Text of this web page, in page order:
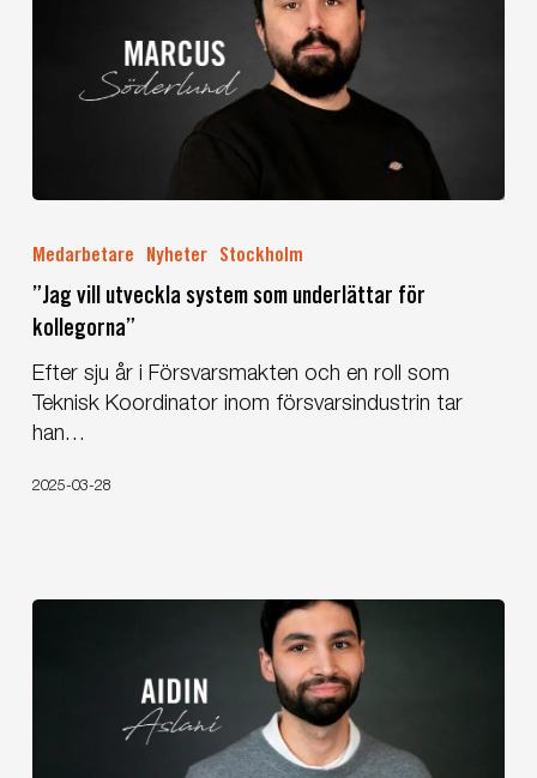
vill
system
som
underlättar
för
kollegorna”
Medarbetare Nyheter Stockholm
”Jag vill utveckla system som underlättar för
kollegorna”
Efter sju år i Försvarsmakten och en roll som
Teknisk Koordinator inom försvarsindustrin tar
han…
2025-03-28